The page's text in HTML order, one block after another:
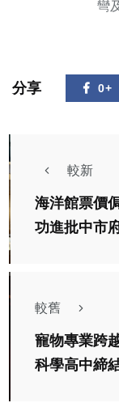
彎
分享 0+
較新
海洋館票價
功進批中市
較舊
寵物專業跨
科學高中締